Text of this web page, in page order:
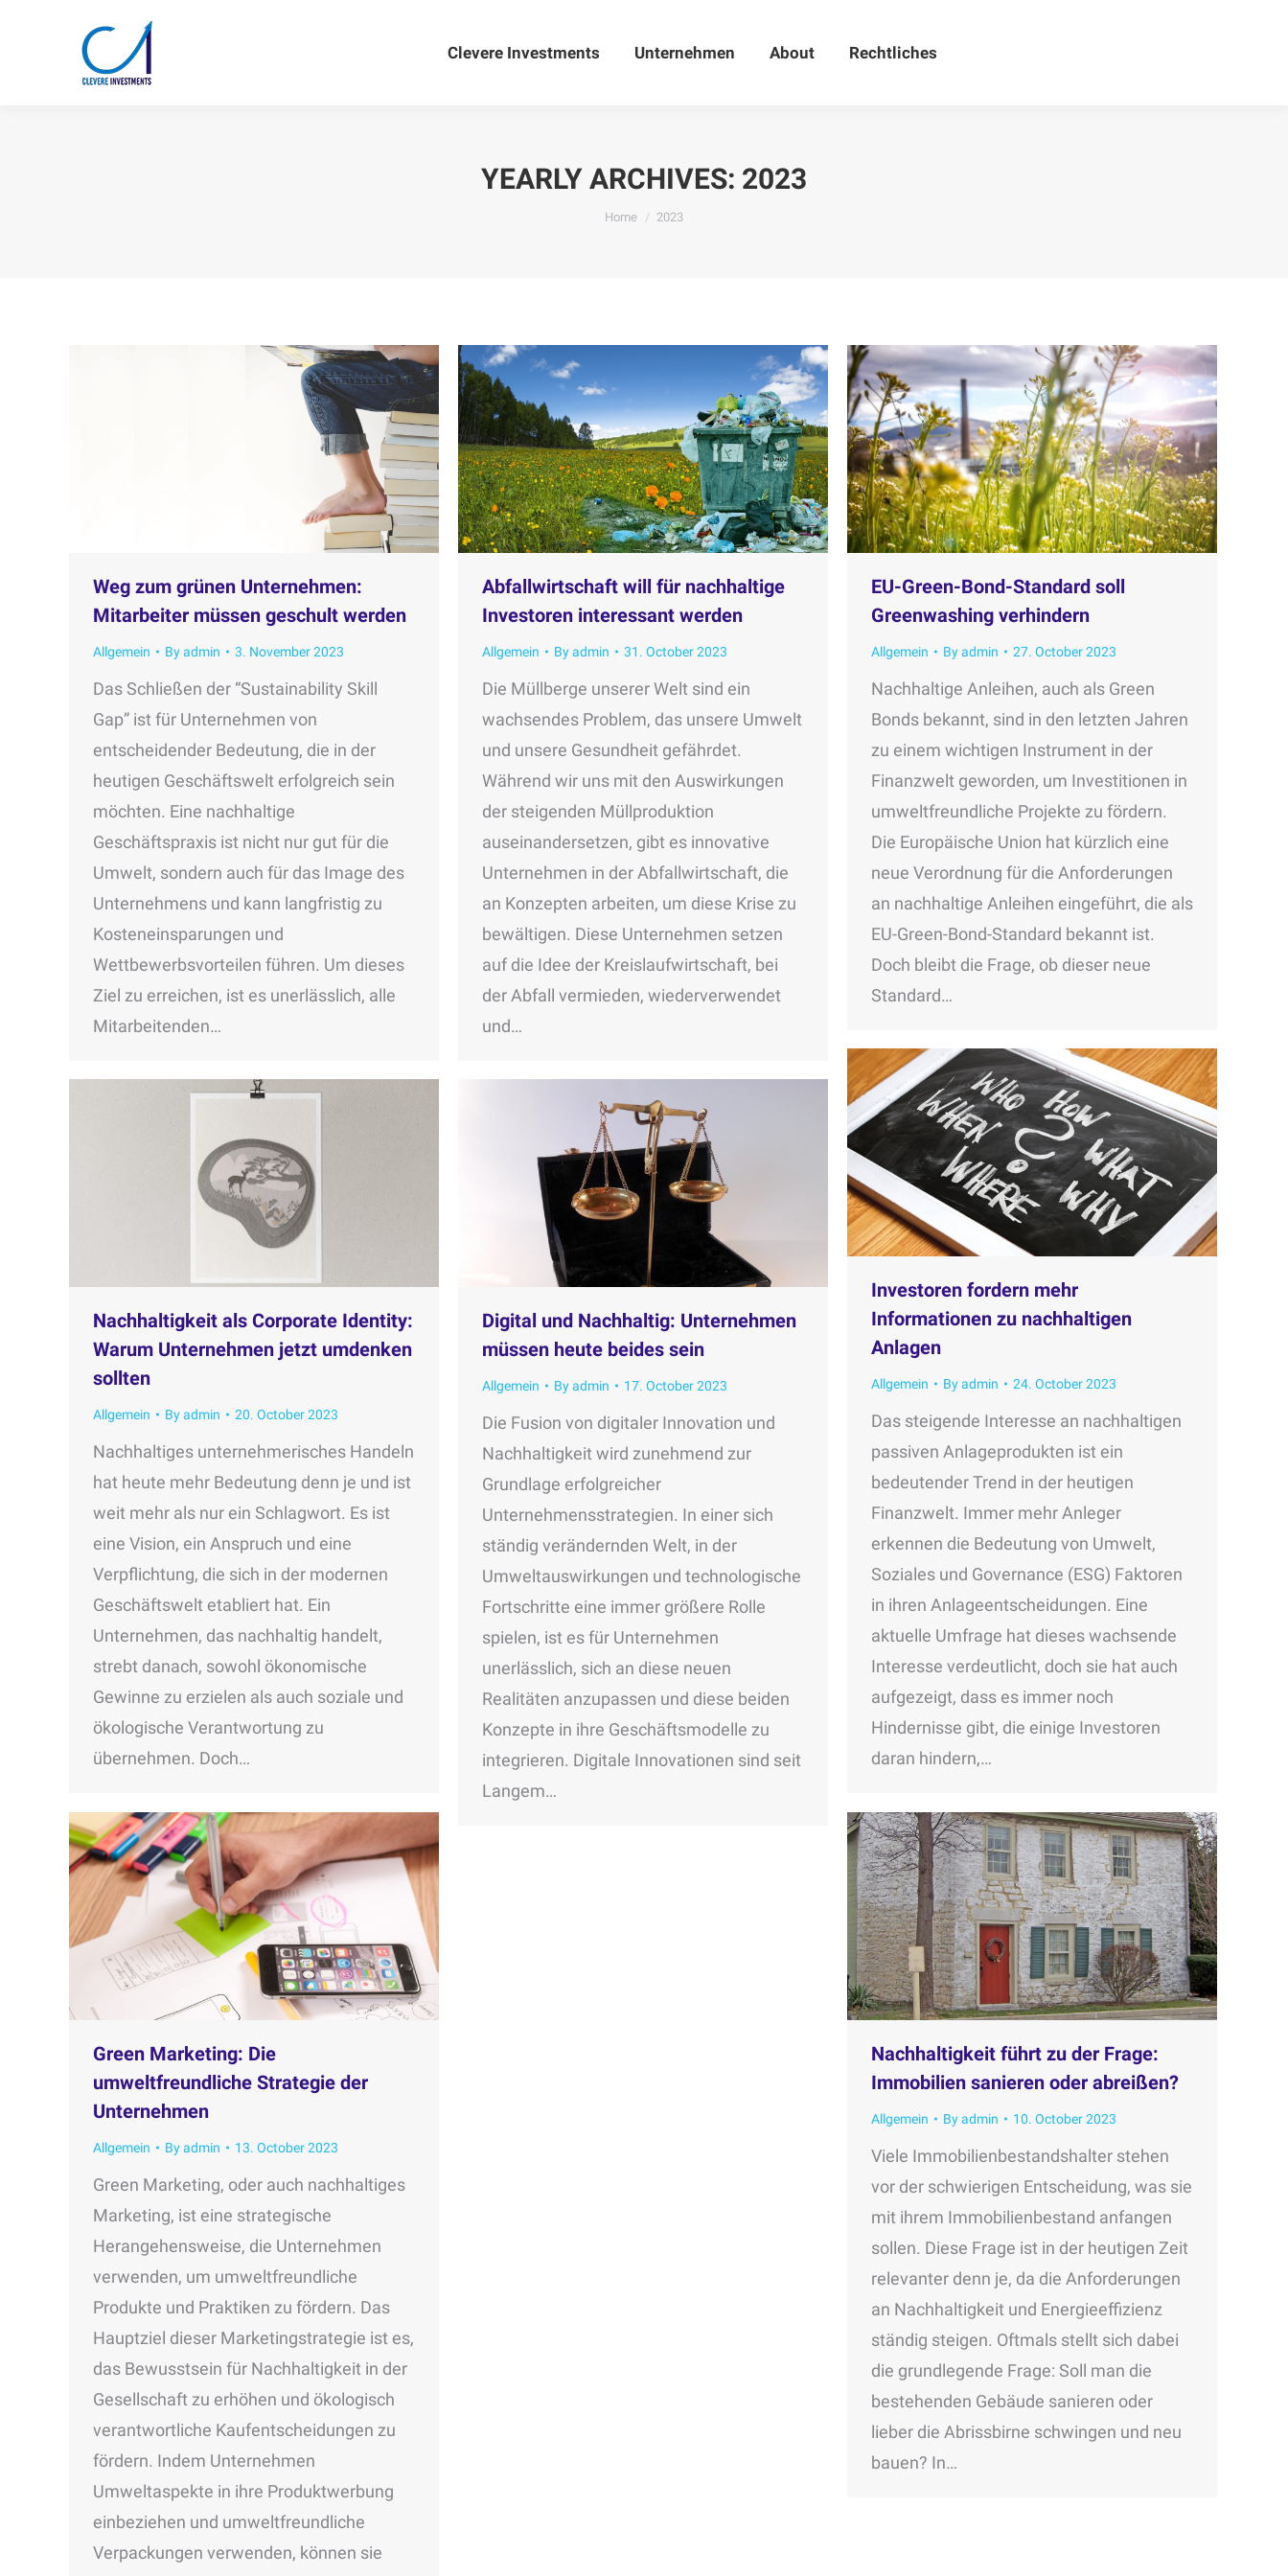
Clevere Investments Unternehmen About Rechtliches
YEARLY ARCHIVES: 2023
You are here:
Home 2023
Weg zum grünen Unternehmen:
Mitarbeiter müssen geschult werden
Allgemein Byadmin 3. November 2023
Das Schließen der “Sustainability Skill
Gap” ist für Unternehmen von
entscheidender Bedeutung, die in der
heutigen Geschäftswelt erfolgreich sein
möchten. Eine nachhaltige
Geschäftspraxis ist nicht nur gut für die
Umwelt, sondern auch für das Image des
Unternehmens und kann langfristig zu
Kosteneinsparungen und
Wettbewerbsvorteilen führen. Um dieses
Ziel zu erreichen, ist es unerlässlich, alle
Mitarbeitenden…
Abfallwirtschaft will für nachhaltige
Investoren interessant werden
Allgemein Byadmin 31. October 2023
Die Müllberge unserer Welt sind ein
wachsendes Problem, das unsere Umwelt
und unsere Gesundheit gefährdet.
Während wir uns mit den Auswirkungen
der steigenden Müllproduktion
auseinandersetzen, gibt es innovative
Unternehmen in der Abfallwirtschaft, die
an Konzepten arbeiten, um diese Krise zu
bewältigen. Diese Unternehmen setzen
auf die Idee der Kreislaufwirtschaft, bei
der Abfall vermieden, wiederverwendet
und…
EU-Green-Bond-Standard soll
Greenwashing verhindern
Allgemein Byadmin 27. October 2023
Nachhaltige Anleihen, auch als Green
Bonds bekannt, sind in den letzten Jahren
zu einem wichtigen Instrument in der
Finanzwelt geworden, um Investitionen in
umweltfreundliche Projekte zu fördern.
Die Europäische Union hat kürzlich eine
neue Verordnung für die Anforderungen
an nachhaltige Anleihen eingeführt, die als
EU-Green-Bond-Standard bekannt ist.
Doch bleibt die Frage, ob dieser neue
Standard…
Investoren fordern mehr
Informationen zu nachhaltigen
Anlagen
Allgemein Byadmin 24. October 2023
Das steigende Interesse an nachhaltigen
passiven Anlageprodukten ist ein
bedeutender Trend in der heutigen
Finanzwelt. Immer mehr Anleger
erkennen die Bedeutung von Umwelt,
Soziales und Governance (ESG) Faktoren
in ihren Anlageentscheidungen. Eine
aktuelle Umfrage hat dieses wachsende
Interesse verdeutlicht, doch sie hat auch
aufgezeigt, dass es immer noch
Hindernisse gibt, die einige Investoren
daran hindern,…
Nachhaltigkeit als Corporate Identity:
Warum Unternehmen jetzt umdenken
sollten
Allgemein Byadmin 20. October 2023
Nachhaltiges unternehmerisches Handeln
hat heute mehr Bedeutung denn je und ist
weit mehr als nur ein Schlagwort. Es ist
eine Vision, ein Anspruch und eine
Verpflichtung, die sich in der modernen
Geschäftswelt etabliert hat. Ein
Unternehmen, das nachhaltig handelt,
strebt danach, sowohl ökonomische
Gewinne zu erzielen als auch soziale und
ökologische Verantwortung zu
übernehmen. Doch…
Digital und Nachhaltig: Unternehmen
müssen heute beides sein
Allgemein Byadmin 17. October 2023
Die Fusion von digitaler Innovation und
Nachhaltigkeit wird zunehmend zur
Grundlage erfolgreicher
Unternehmensstrategien. In einer sich
ständig verändernden Welt, in der
Umweltauswirkungen und technologische
Fortschritte eine immer größere Rolle
spielen, ist es für Unternehmen
unerlässlich, sich an diese neuen
Realitäten anzupassen und diese beiden
Konzepte in ihre Geschäftsmodelle zu
integrieren. Digitale Innovationen sind seit
Langem…
Green Marketing: Die
umweltfreundliche Strategie der
Unternehmen
Allgemein Byadmin 13. October 2023
Green Marketing, oder auch nachhaltiges
Marketing, ist eine strategische
Herangehensweise, die Unternehmen
verwenden, um umweltfreundliche
Produkte und Praktiken zu fördern. Das
Hauptziel dieser Marketingstrategie ist es,
das Bewusstsein für Nachhaltigkeit in der
Gesellschaft zu erhöhen und ökologisch
verantwortliche Kaufentscheidungen zu
fördern. Indem Unternehmen
Umweltaspekte in ihre Produktwerbung
einbeziehen und umweltfreundliche
Verpackungen verwenden, können sie
Nachhaltigkeit führt zu der Frage:
Immobilien sanieren oder abreißen?
Allgemein Byadmin 10. October 2023
Viele Immobilienbestandshalter stehen
vor der schwierigen Entscheidung, was sie
mit ihrem Immobilienbestand anfangen
sollen. Diese Frage ist in der heutigen Zeit
relevanter denn je, da die Anforderungen
an Nachhaltigkeit und Energieeffizienz
ständig steigen. Oftmals stellt sich dabei
die grundlegende Frage: Soll man die
bestehenden Gebäude sanieren oder
lieber die Abrissbirne schwingen und neu
bauen? In…
Clevere Investments Unternehmen About Rechtliches